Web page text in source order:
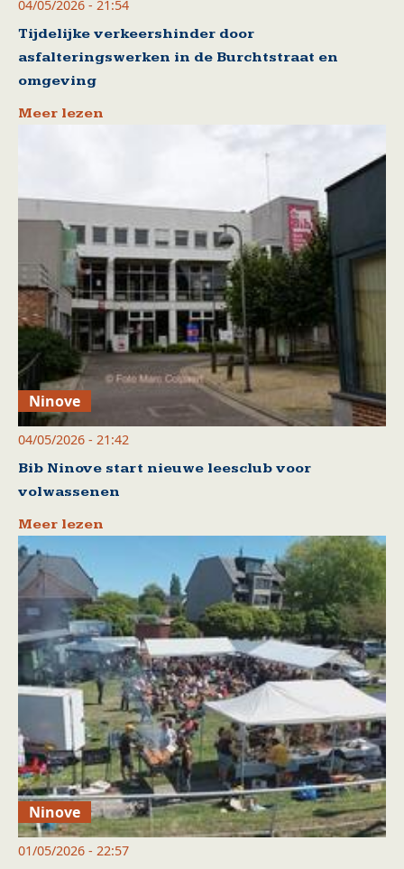
04/05/2026 - 21:54
Tijdelijke verkeershinder door
asfalteringswerken in de Burchtstraat en
omgeving
Meer lezen
Ninove
04/05/2026 - 21:42
Bib Ninove start nieuwe leesclub voor
volwassenen
Meer lezen
Ninove
01/05/2026 - 22:57